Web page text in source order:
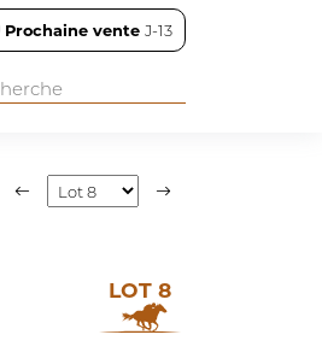
Prochaine vente J-13
LOT 8